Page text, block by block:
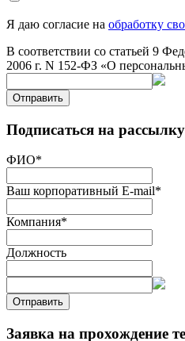
Я даю согласие на обработку
В соответствии со статьей 9
2006 г. N 152-ФЗ «О
Отправить
Подписаться на
ФИО*
Ваш корпоративный E-mail*
Компания*
Должность
Отправить
Заявка на прохождение